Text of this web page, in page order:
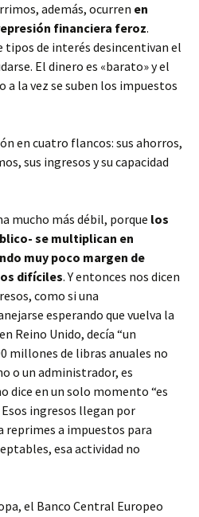
además, ocurren en
financiera feroz.
tipos de interés desincentivan el
El dinero es «barato» y el
a la vez se suben los impuestos
en cuatro flancos: sus ahorros,
sus ingresos y su capacidad
mucho más débil, porque los
se multiplican en
muy poco margen de
difíciles. Y entonces nos dicen
como si una
esperando que vuelva la
Reino Unido, decía “un
millones de libras anuales no
o un administrador, es
dice en un solo momento “es
ingresos llegan por
reprimes a impuestos para
esa actividad no
el Banco Central Europeo